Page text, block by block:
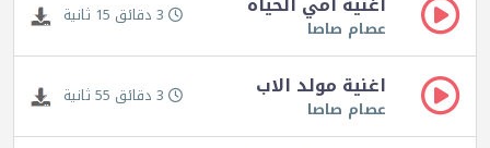
عصام صاصا 3 دقائق 15 ثانية
اغنية مولد الاب
عصام صاصا 3 دقائق 55 ثانية